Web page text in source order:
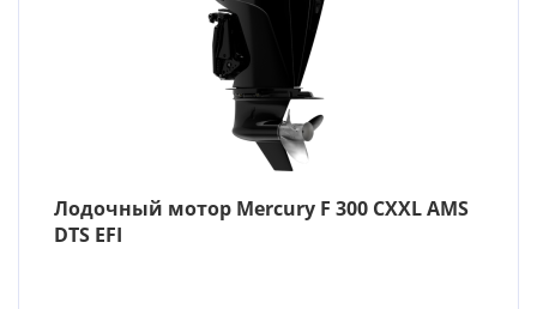
Лодочный мотор Mercury F 300 CXXL AMS
DTS EFI